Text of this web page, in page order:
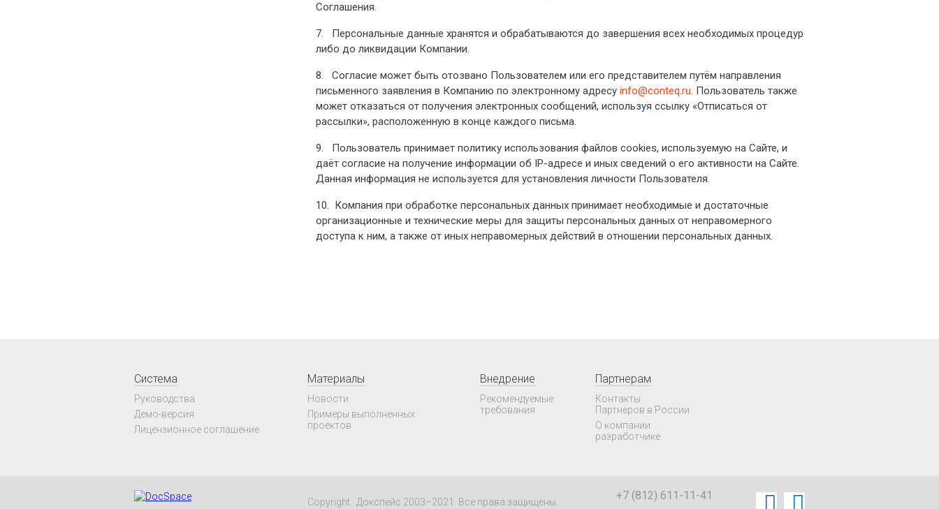
Соглашения.
7. Персональные данные хранятся и обрабатываются до завершения всех необходимых процедур
либо до ликвидации Компании.
8. Согласие может быть отозвано Пользователем или его представителем путём направления
письменного заявления в Компанию по электронному адресу info@conteq.ru. Пользователь также
может отказаться от получения электронных сообщений, используя ссылку «Отписаться от
рассылки», расположенную в конце каждого письма.
9. Пользователь принимает политику использования файлов cookies, используемую на Сайте, и
даёт согласие на получение информации об IP-адресе и иных сведений о его активности на Сайте.
Данная информация не используется для установления личности Пользователя.
10. Компания при обработке персональных данных принимает необходимые и достаточные
организационные и технические меры для защиты персональных данных от неправомерного
доступа к ним, а также от иных неправомерных действий в отношении персональных данных.
Система
Руководства
Демо-версия
Лицензионное соглашение
Материалы
Новости
Примеры выполненных
проектов
Внедрение
Рекомендуемые
требования
Партнерам
Контакты
Партнеров в России
О компании
разработчике
+7 (812) 611-11-41
Copyright Докспейс 2003–2021. Все права защищены.